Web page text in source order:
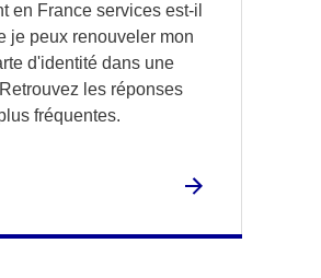
en France services est-il
je peux renouveler mon
d'identité dans une
les réponses
fréquentes.